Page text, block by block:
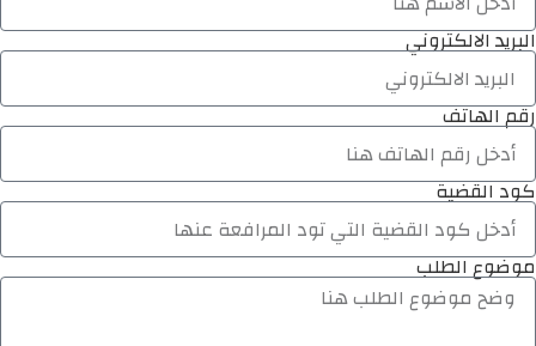
البريد الالكتروني
رقم الهاتف
كود القضية
موضوع الطلب